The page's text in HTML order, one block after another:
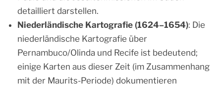
detailliert darstellen.
Niederländische Kartografie (1624–1654): Die
niederländische Kartografie über
Pernambuco/Olinda und Recife ist bedeutend;
einige Karten aus dieser Zeit (im Zusammenhang
mit der Maurits-Periode) dokumentieren